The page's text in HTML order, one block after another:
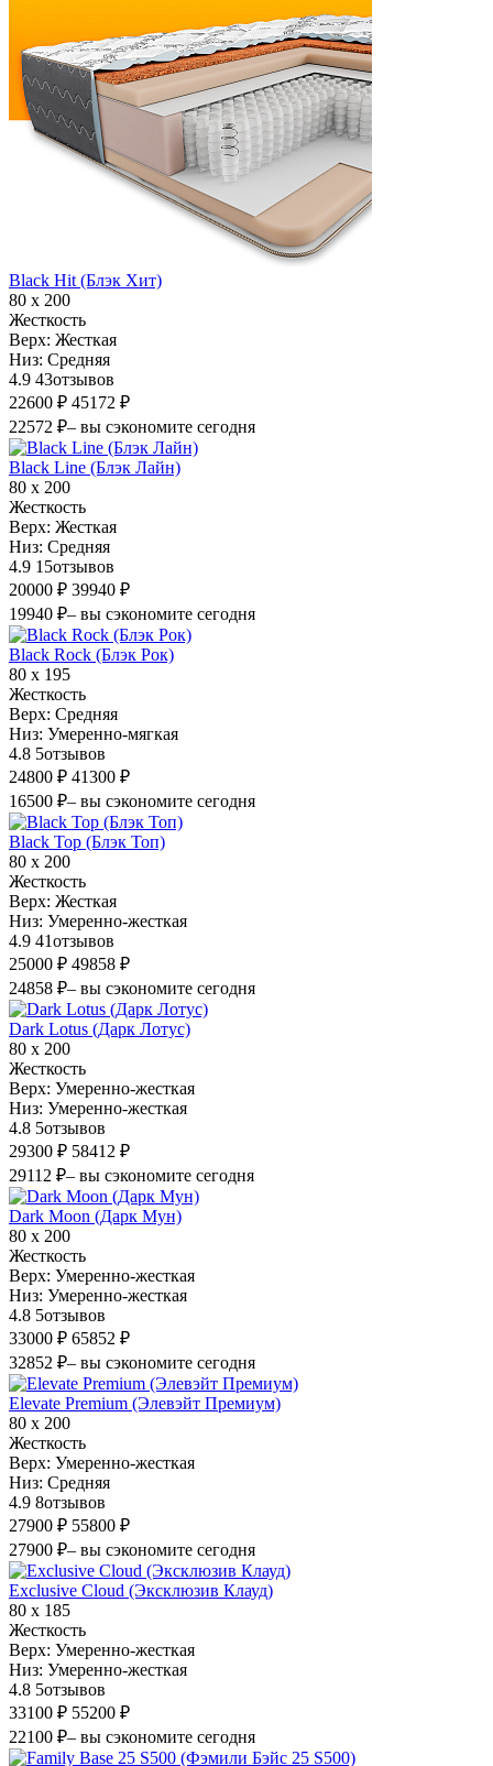
Black Hit (Блэк Хит)
80 х 200
Жесткость
Верх: Жесткая
Низ: Средняя
4.9 43отзывов
22600 ₽ 45172 ₽
22572 ₽– вы сэкономите сегодня
Black Line (Блэк Лайн)
80 х 200
Жесткость
Верх: Жесткая
Низ: Средняя
4.9 15отзывов
20000 ₽ 39940 ₽
19940 ₽– вы сэкономите сегодня
Black Rock (Блэк Рок)
80 х 195
Жесткость
Верх: Средняя
Низ: Умеренно-мягкая
4.8 5отзывов
24800 ₽ 41300 ₽
16500 ₽– вы сэкономите сегодня
Black Top (Блэк Топ)
80 х 200
Жесткость
Верх: Жесткая
Низ: Умеренно-жесткая
4.9 41отзывов
25000 ₽ 49858 ₽
24858 ₽– вы сэкономите сегодня
Dark Lotus (Дарк Лотус)
80 х 200
Жесткость
Верх: Умеренно-жесткая
Низ: Умеренно-жесткая
4.8 5отзывов
29300 ₽ 58412 ₽
29112 ₽– вы сэкономите сегодня
Dark Moon (Дарк Мун)
80 х 200
Жесткость
Верх: Умеренно-жесткая
Низ: Умеренно-жесткая
4.8 5отзывов
33000 ₽ 65852 ₽
32852 ₽– вы сэкономите сегодня
Elevate Premium (Элевэйт Премиум)
80 х 200
Жесткость
Верх: Умеренно-жесткая
Низ: Средняя
4.9 8отзывов
27900 ₽ 55800 ₽
27900 ₽– вы сэкономите сегодня
Exclusive Cloud (Эксклюзив Клауд)
80 х 185
Жесткость
Верх: Умеренно-жесткая
Низ: Умеренно-жесткая
4.8 5отзывов
33100 ₽ 55200 ₽
22100 ₽– вы сэкономите сегодня